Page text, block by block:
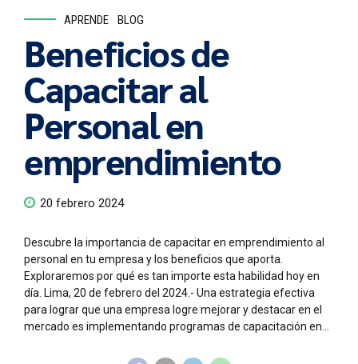
APRENDE BLOG
Beneficios de
Capacitar al
Personal en
emprendimiento
20 febrero 2024
Descubre la importancia de capacitar en emprendimiento al
personal en tu empresa y los beneficios que aporta.
Exploraremos por qué es tan importe esta habilidad hoy en
día. Lima, 20 de febrero del 2024.- Una estrategia efectiva
para lograr que una empresa logre mejorar y destacar en el
mercado es implementando programas de capacitación en...